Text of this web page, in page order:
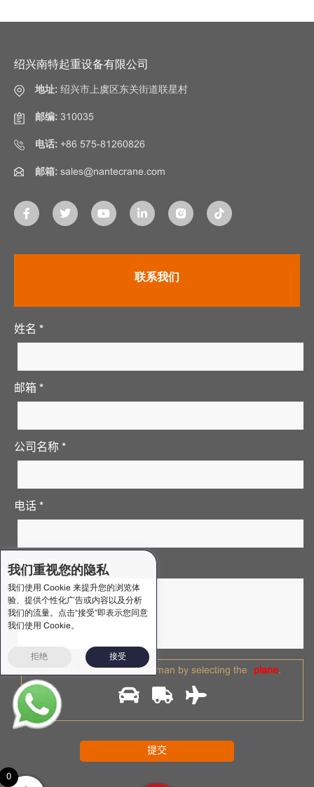
我们重视您的隐私
我们使用 Cookie 来提升您的浏览体
验、提供个性化广告或内容以及分析
我们的流量。点击“接受”即表示您同意
我们使用 Cookie。
拒绝 接受
绍兴南特起重设备有限公司
地址: 绍兴市上虞区东关街道联星村
邮编: 310035
电话: +86 575-81260826
邮箱: sales@nantecrane.com
联系我们
姓名 *
邮箱 *
公司名称 *
电话 *
需求说明 *
Please prove you are human by selecting the plane.
0